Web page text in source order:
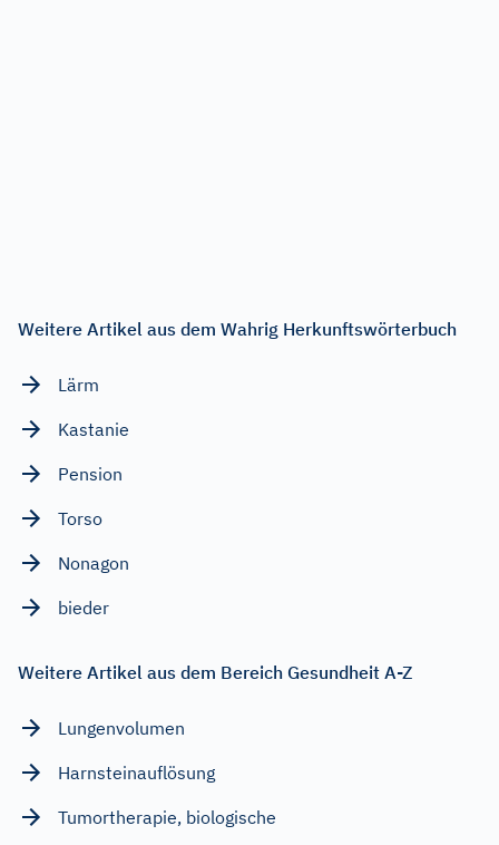
Weitere Artikel aus dem Wahrig Herkunftswörterbuch
Lärm
Kastanie
Pension
Torso
Nonagon
bieder
Weitere Artikel aus dem Bereich Gesundheit A-Z
Lungenvolumen
Harnsteinauflösung
Tumortherapie, biologische